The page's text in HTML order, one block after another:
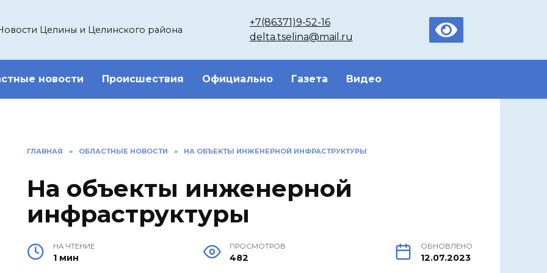
Целины и Целинского района
+7(86371)9-52-16
delta.tselina@mail.ru
новости Происшествия Официально Газета Видео
ГЛАВНАЯ » ОБЛАСТНЫЕ НОВОСТИ » НА ОБЪЕКТЫ ИНЖЕНЕРНОЙ ИНФРАСТРУКТУРЫ
На объекты инженерной
инфраструктуры
НА ЧТЕНИЕ
1 мин
ПРОСМОТРОВ
482
ОБНОВЛЕНО
12.07.2023